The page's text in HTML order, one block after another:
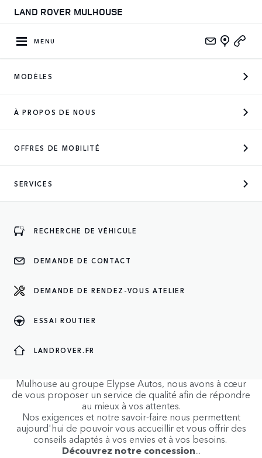
LAND ROVER MULHOUSE
MENU
MODÈLES
À PROPOS DE NOUS
OFFRES DE MOBILITÉ
SERVICES
RECHERCHE DE VÉHICULE
DEMANDE DE CONTACT
DEMANDE DE RENDEZ-VOUS ATELIER
ESSAI ROUTIER
LANDROVER.FR
LAND ROVER MULHOUSE
À PROPOS DE NOUS
Mulhouse au groupe Elypse Autos, nous avons à cœur
de vous proposer un service de qualité afin de répondre
au mieux à vos attentes.
Nos exigences et notre savoir-faire nous permettent
aujourd'hui de pouvoir vous accueillir et vous offrir des
conseils adaptés à vos envies et à vos besoins.
Découvrez notre concession...